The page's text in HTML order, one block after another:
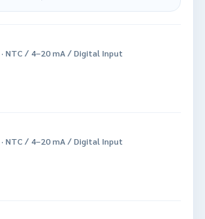
NTC / 4–20 mA / Digital Input
NTC / 4–20 mA / Digital Input